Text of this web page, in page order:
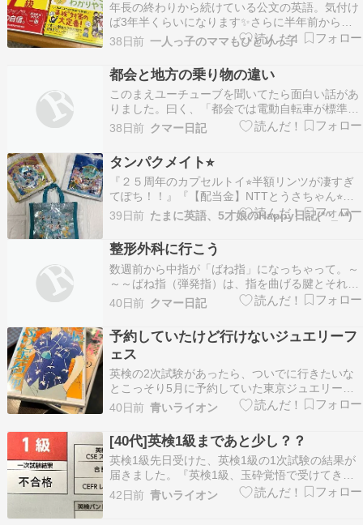
年長の終わりから続けている公文の英語。気付け
ば3年半くらいになります✨さらに半年前から
は、オンラインスピーキングも週3回。ここまで
の英語教育費…ざっくり計算したら30万円以
上????????それなのに。先日、我々世代なら誰
もが最初に習った「This is a pen.」娘、「t…
38日前 一人っ子のママもひとりっ子
都会と地方の乗り物の違い
このまえユーチューブを聞いてたら面白い話があ
りました。曰く、「都会では電動自転車が標準の
乗り物で電動自転車がたくさん走ってて、それが
田舎に行くと軽自動車が標準だから軽自動車がた
すね。でもそう考えるとうちは都会寄りなのか
な。都会のはずれの…
38日前 クマー日記
タンパクメイト⭐︎
『２５周年のカプセルトイ⭐︎半額リンツが凄すぎ
てぽち！！』『【配当金】NTTとうさちゃん⭐︎』
『嵐のラストライブ日のディズニー⭐︎』『リンツ
無料で１４個貰えたバースデークーポン⭐︎』『ク
ルミッ子エコバッグ当選⭐︎』『…ameblo.jp『リン
ツ無料で１４個貰えたバースデークーポ…
39日前 たまに英語、5才娘のHappy日記(*^_^*)
整形外科に行こう
数週前から中指が「ばね指」になっちゃって。～
～～ばね指（弾発指）は、指を曲げる腱とそれを
まとめる腱鞘（トンネル）に炎症が起きてスムー
ズに動かなくなる状態です。悪化すると指が引っ
かかり無理に伸ばす際に「カクン」と跳ねるよう
なバネ現象を引き起こします。～～～別に痛くも
ないしと放ってお…
40日前 クマー日記
予約していたけど行けないジュエリーフ
ェス
英検の2次試験があったら、ついでに行きたいな
とこっそり5月に予約していた東京ジュエリーフ
ェスTOKYO JEWELRY FES - ジュエリー好きの
「見たい」 「買いたい」 「作りたい」 が叶うイ
ベント｜ジュエリー・アクセサリーの展示会、イ
ベントも併催！TOKYO JEWEL…
40日前 青いライオン
[40代]英検1級まであと少し？？
英検1級先日受けた、英検1級の1次試験の結果が
届きました。『英検1級、玉砕覚悟で受けてきま
した 追記）』実は先日、英検1級の一次試験に挑
戦してきました完成度が高くないことは分かって
42日前 青いライオン